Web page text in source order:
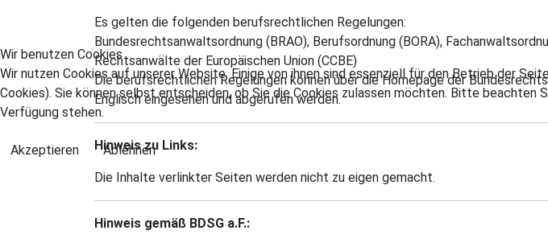
Es gelten die folgenden berufsrechtlichen Regelungen:
Bundesrechtsanwaltsordnung (BRAO), Berufsordnung (BORA),
Rechtsanwälte der Europäischen Union (CCBE)
Die berufsrechtlichen Regelungen können über die Homepage der
Englisch eingesehen und abgerufen werden.
Hinweis zu Links:
Die Inhalte verlinkter Seiten werden nicht zu eigen gemacht.
Hinweis gemäß BDSG a.F.:
Wir benutzen Cookies
Wir nutzen Cookies auf unserer Website. Einige von ihnen sind essenziell für den Betrieb der
Cookies). Sie können selbst entscheiden, ob Sie die Cookies zulassen möchten. Bitte
Verfügung stehen.
Akzeptieren Ablehnen